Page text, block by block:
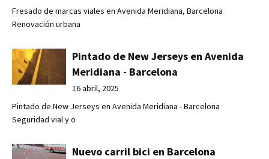
Fresado de marcas viales en Avenida Meridiana, Barcelona
Renovación urbana
Pintado de New Jerseys en Avenida
Meridiana - Barcelona
16 abril, 2025
Pintado de New Jerseys en Avenida Meridiana - Barcelona
Seguridad vial y o
Nuevo carril bici en Barcelona